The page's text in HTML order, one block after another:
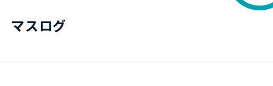
マスログ